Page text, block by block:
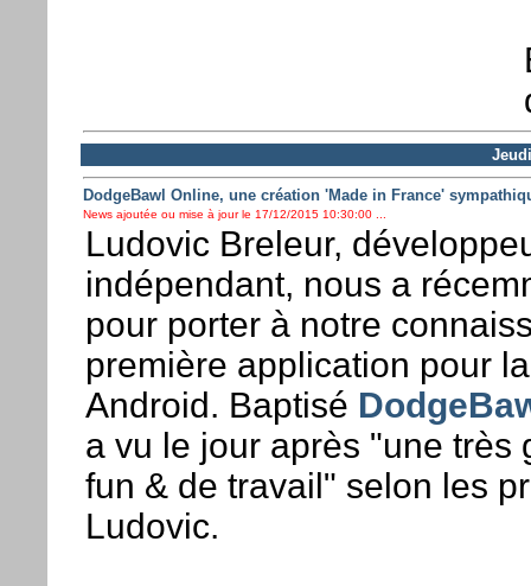
DodgeBawl Online, une création 'Made in France'
News ajoutée ou mise à jour le 17/12/2015 10:30:00 ...
Ludovic Breleur,
indépendant, nous a
pour porter à notre
première application pour
Android. Baptisé
a vu le jour après "une très
fun & de travail" selon les
Ludovic.